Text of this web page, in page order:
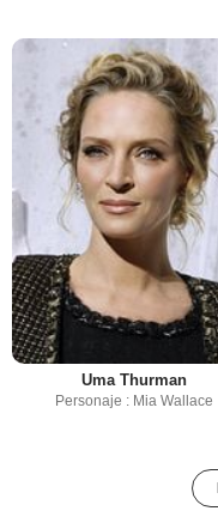
Uma Thurman
Personaje : Mia Wallace